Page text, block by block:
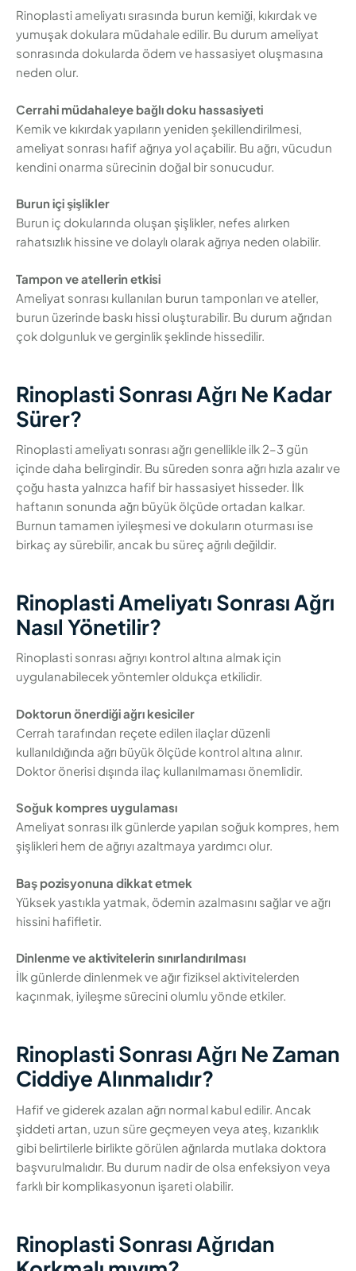
Rinoplasti ameliyatı sırasında burun kemiği, kıkırdak ve
yumuşak dokulara müdahale edilir. Bu durum ameliyat
sonrasında dokularda ödem ve hassasiyet oluşmasına
neden olur.
Cerrahi müdahaleye bağlı doku hassasiyeti
Kemik ve kıkırdak yapıların yeniden şekillendirilmesi,
ameliyat sonrası hafif ağrıya yol açabilir. Bu ağrı, vücudun
kendini onarma sürecinin doğal bir sonucudur.
Burun içi şişlikler
Burun iç dokularında oluşan şişlikler, nefes alırken
rahatsızlık hissine ve dolaylı olarak ağrıya neden olabilir.
Tampon ve atellerin etkisi
Ameliyat sonrası kullanılan burun tamponları ve ateller,
burun üzerinde baskı hissi oluşturabilir. Bu durum ağrıdan
çok dolgunluk ve gerginlik şeklinde hissedilir.
Rinoplasti Sonrası Ağrı Ne Kadar
Sürer?
Rinoplasti ameliyatı sonrası ağrı genellikle ilk 2–3 gün
içinde daha belirgindir. Bu süreden sonra ağrı hızla azalır ve
çoğu hasta yalnızca hafif bir hassasiyet hisseder. İlk
haftanın sonunda ağrı büyük ölçüde ortadan kalkar.
Burnun tamamen iyileşmesi ve dokuların oturması ise
birkaç ay sürebilir, ancak bu süreç ağrılı değildir.
Rinoplasti Ameliyatı Sonrası Ağrı
Nasıl Yönetilir?
Rinoplasti sonrası ağrıyı kontrol altına almak için
uygulanabilecek yöntemler oldukça etkilidir.
Doktorun önerdiği ağrı kesiciler
Cerrah tarafından reçete edilen ilaçlar düzenli
kullanıldığında ağrı büyük ölçüde kontrol altına alınır.
Doktor önerisi dışında ilaç kullanılmaması önemlidir.
Soğuk kompres uygulaması
Ameliyat sonrası ilk günlerde yapılan soğuk kompres, hem
şişlikleri hem de ağrıyı azaltmaya yardımcı olur.
Baş pozisyonuna dikkat etmek
Yüksek yastıkla yatmak, ödemin azalmasını sağlar ve ağrı
hissini hafifletir.
Dinlenme ve aktivitelerin sınırlandırılması
İlk günlerde dinlenmek ve ağır fiziksel aktivitelerden
kaçınmak, iyileşme sürecini olumlu yönde etkiler.
Rinoplasti Sonrası Ağrı Ne Zaman
Ciddiye Alınmalıdır?
Hafif ve giderek azalan ağrı normal kabul edilir. Ancak
şiddeti artan, uzun süre geçmeyen veya ateş, kızarıklık
gibi belirtilerle birlikte görülen ağrılarda mutlaka doktora
başvurulmalıdır. Bu durum nadir de olsa enfeksiyon veya
farklı bir komplikasyonun işareti olabilir.
Rinoplasti Sonrası Ağrıdan